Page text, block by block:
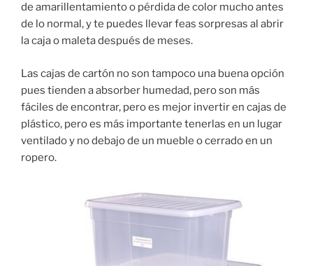
de amarillentamiento o pérdida de color mucho antes
de lo normal, y te puedes llevar feas sorpresas al abrir
la caja o maleta después de meses.
Las cajas de cartón no son tampoco una buena opción
pues tienden a absorber humedad, pero son más
fáciles de encontrar, pero es mejor invertir en cajas de
plástico, pero es más importante tenerlas en un lugar
ventilado y no debajo de un mueble o cerrado en un
ropero.